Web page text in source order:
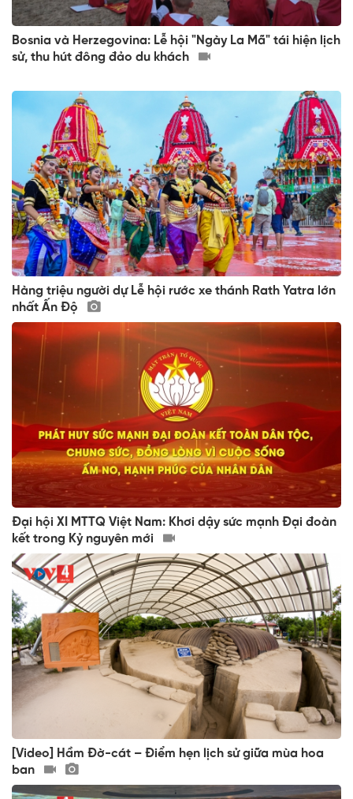
Bosnia và Herzegovina: Lễ hội "Ngày La Mã" tái hiện lịch
sử, thu hút đông đảo du khách
Hàng triệu người dự Lễ hội rước xe thánh Rath Yatra lớn
nhất Ấn Độ
Đại hội XI MTTQ Việt Nam: Khơi dậy sức mạnh Đại đoàn
kết trong Kỷ nguyên mới
[Video] Hầm Đờ-cát – Điểm hẹn lịch sử giữa mùa hoa
ban